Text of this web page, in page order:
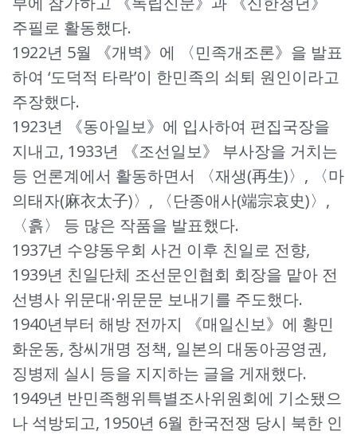
주필로 활동했다.
1922년 5월 《개벽》에 〈민족개조론》을 발표
하여 ‘도덕적 타락’이 한민족의 쇠퇴 원인이라고
주장했다.
1923년 《동아일보》에 입사하여 편집국장을
지내고, 1933년 《조선일보》 부사장을 거치는
등 언론계에서 활동하면서 〈재생(再生)〉, 〈마
의태자(麻衣太子)〉, 〈단종애사(端宗哀史)〉,
〈흙〉 등 많은 작품을 발표했다.
1937년 수양동우회 사건 이후 친일로 전향,
1939년 친일단체 조선문인협회 회장을 맡아 전
선병사 위문대·위문문 보내기를 주도했다.
1940년부터 해방 전까지 《매일신보》에 황민
화운동, 창씨개명 정책, 일본의 대동아공영권,
징병제 실시 등을 지지하는 글을 게재했다.
1949년 반민족행위특별조사위원회에 기소됐으
나 석방되고, 1950년 6월 한국전쟁 당시 북한 인